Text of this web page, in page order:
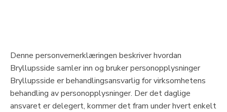
Denne personvernerklæringen beskriver hvordan
Bryllupsside samler inn og bruker personopplysninger
Bryllupsside er behandlingsansvarlig for virksomhetens
behandling av personopplysninger. Der det daglige
ansvaret er delegert, kommer det fram under hvert enkelt